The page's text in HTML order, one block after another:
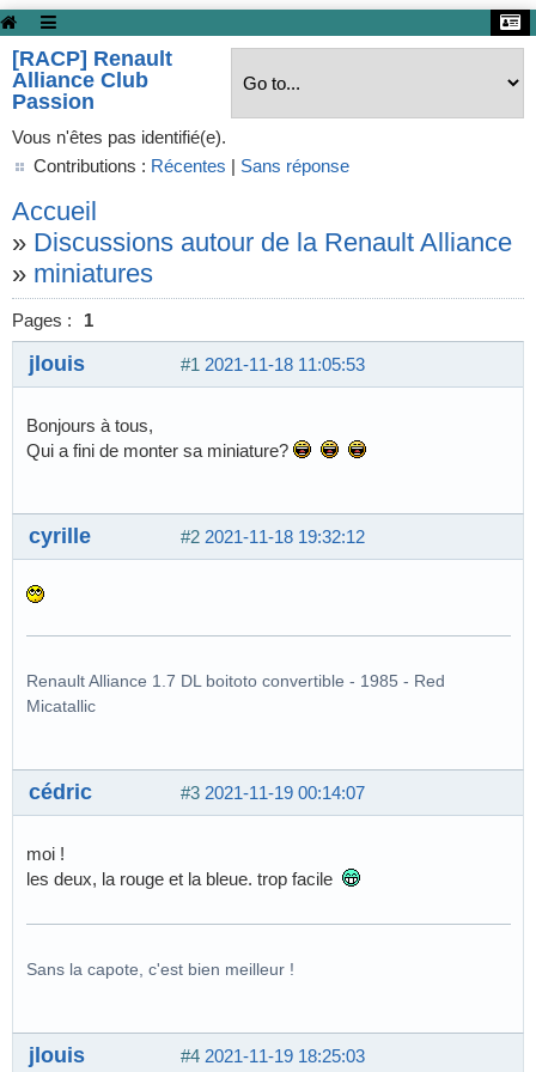
[RACP] Renault
Alliance Club
Passion
Vous n'êtes pas identifié(e).
Contributions : Récentes | Sans réponse
Accueil
» Discussions autour de la Renault Alliance
» miniatures
Pages : 1
#1 2021-11-18 11:05:53
jlouis
Bonjours à tous,
Qui a fini de monter sa miniature?
#2 2021-11-18 19:32:12
cyrille
Renault Alliance 1.7 DL boitoto convertible - 1985 - Red
Micatallic
#3 2021-11-19 00:14:07
cédric
moi !
les deux, la rouge et la bleue. trop facile
Sans la capote, c'est bien meilleur !
#4 2021-11-19 18:25:03
jlouis